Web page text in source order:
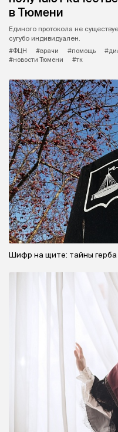
в Тюмени
Единого протокола не
сугубо индивидуален.
#ФЦН
#врачи #помощь
#новости Тюмени
#тк
Шифр на щите: тайны